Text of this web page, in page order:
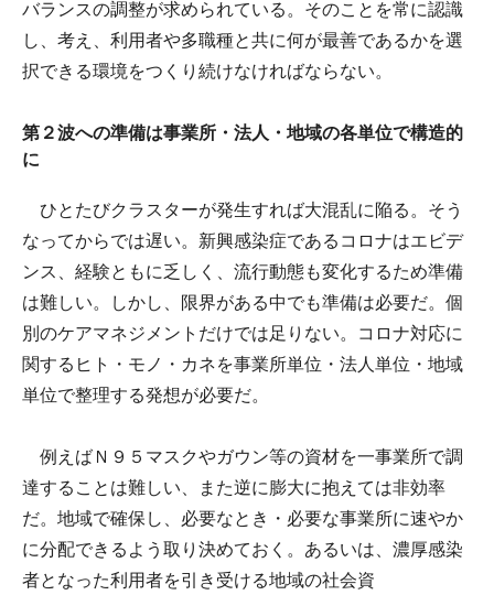
バランスの調整が求められている。そのことを常に認識
し、考え、利用者や多職種と共に何が最善であるかを選
択できる環境をつくり続けなければならない。
第２波への準備は事業所・法人・地域の各単位で構造的
に
ひとたびクラスターが発生すれば大混乱に陥る。そう
なってからでは遅い。新興感染症であるコロナはエビデ
ンス、経験ともに乏しく、流行動態も変化するため準備
は難しい。しかし、限界がある中でも準備は必要だ。個
別のケアマネジメントだけでは足りない。コロナ対応に
関するヒト・モノ・カネを事業所単位・法人単位・地域
単位で整理する発想が必要だ。
例えばＮ９５マスクやガウン等の資材を一事業所で調
達することは難しい、また逆に膨大に抱えては非効率
だ。地域で確保し、必要なとき・必要な事業所に速やか
に分配できるよう取り決めておく。あるいは、濃厚感染
者となった利用者を引き受ける地域の社会資